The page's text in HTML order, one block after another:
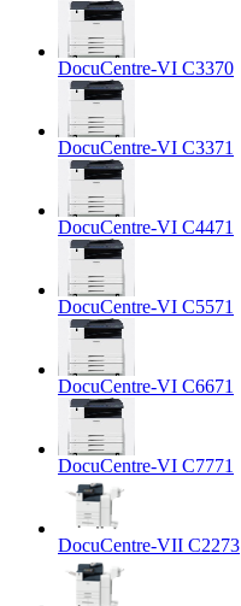
DocuCentre-VI C3370
DocuCentre-VI C3371
DocuCentre-VI C4471
DocuCentre-VI C5571
DocuCentre-VI C6671
DocuCentre-VI C7771
DocuCentre-VII C2273